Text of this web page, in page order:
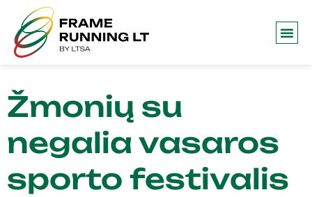
Žmonių su
negalia vasaros
sporto festivalis